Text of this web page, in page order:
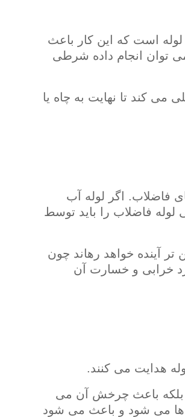
است که این کار باعث
توان انجام داده شرطی
کند تا نهایت به چاه یا
فاضلاب. اگر لوله آب
فاضلاب را باید توسط
آینده خواهد رهاند چون
خرابی و خسارت آن
هدایت می کنند.
بلکه باعث چرخش آن می
ها می شود و باعث می شود